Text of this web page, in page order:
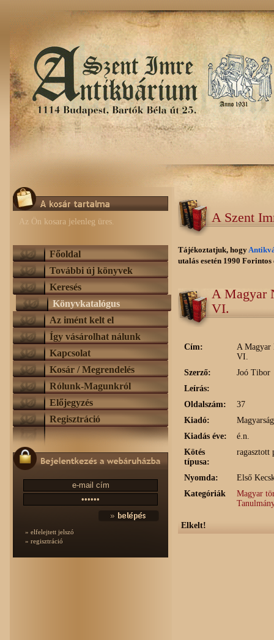
Az Ön kosara jelenleg üres.
Főoldal
További új könyvek
Keresés
Könyvkatalógus
Az imént kelt el
Így vásárolhat nálunk
Kapcsolat
Kosár / Megrendelés
Rólunk-Magunkról
Előjegyzés
Regisztráció
» elfelejtett jelszó
» regisztráció
A Szent
Tájékoztatjuk, hogy
utalás esetén 1990
A Magyar
VI.
Cím:
A Magyar
VI.
Szerző:
Joó Tibor
Leírás:
Oldalszám:
37
Kiadó:
Kiadás éve:
é.n.
Kötés
típusa:
ragasztott
Nyomda:
Első
Kategóriák
Magyar
Elkelt!